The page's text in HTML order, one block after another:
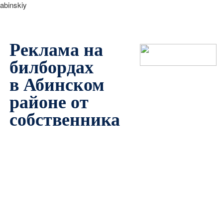
abinskiy
Реклама на
билбордах
в Абинском
районе от
собственника